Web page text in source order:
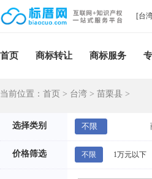
[台
首页 商标转让 商标服务
当前位置： 首页 > 台湾 > 苗栗县 >
选择类别 不限
价格筛选 不限 1万元以下